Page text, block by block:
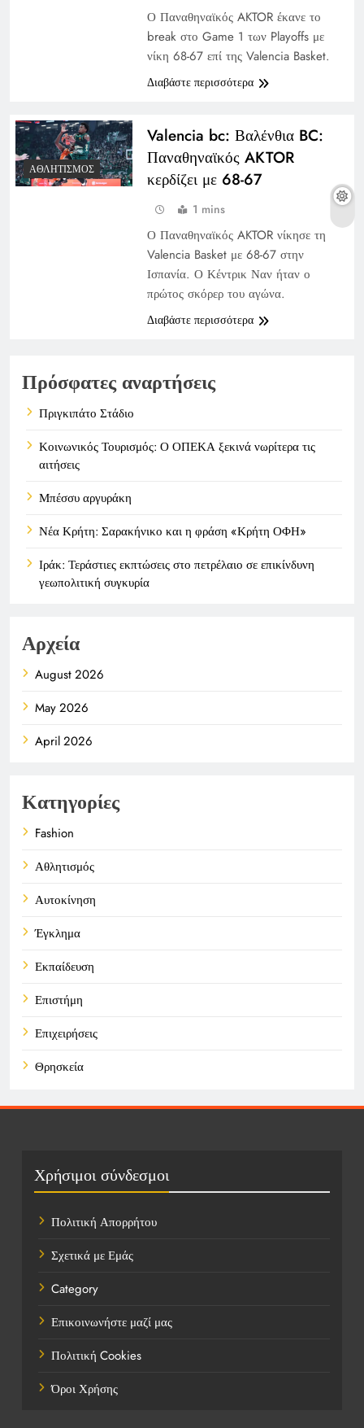
Ο Παναθηναϊκός AKTOR έκανε το
break στο Game 1 των Playoffs με
νίκη 68-67 επί της Valencia Basket.
Διαβάστε περισσότερα
ΑΘΛΗΤΙΣΜΌΣ
Valencia bc: Βαλένθια BC:
Παναθηναϊκός AKTOR
κερδίζει με 68-67
1 mins
Ο Παναθηναϊκός AKTOR νίκησε τη
Valencia Basket με 68-67 στην
Ισπανία. Ο Κέντρικ Ναν ήταν ο
πρώτος σκόρερ του αγώνα.
Διαβάστε περισσότερα
Πρόσφατες αναρτήσεις
Πριγκιπάτο Στάδιο
Κοινωνικός Τουρισμός: Ο ΟΠΕΚΑ ξεκινά νωρίτερα τις
αιτήσεις
Μπέσσυ αργυράκη
Νέα Κρήτη: Σαρακήνικο και η φράση «Κρήτη ΟΦΗ»
Ιράκ: Τεράστιες εκπτώσεις στο πετρέλαιο σε επικίνδυνη
γεωπολιτική συγκυρία
Αρχεία
August 2026
May 2026
April 2026
Κατηγορίες
Fashion
Αθλητισμός
Αυτοκίνηση
Έγκλημα
Εκπαίδευση
Επιστήμη
Επιχειρήσεις
Θρησκεία
Πολιτική
Τοποθεσίες
Χρήσιμοι σύνδεσμοι
Πολιτική Απορρήτου
Σχετικά με Εμάς
Category
Επικοινωνήστε μαζί μας
Πολιτική Cookies
Όροι Χρήσης